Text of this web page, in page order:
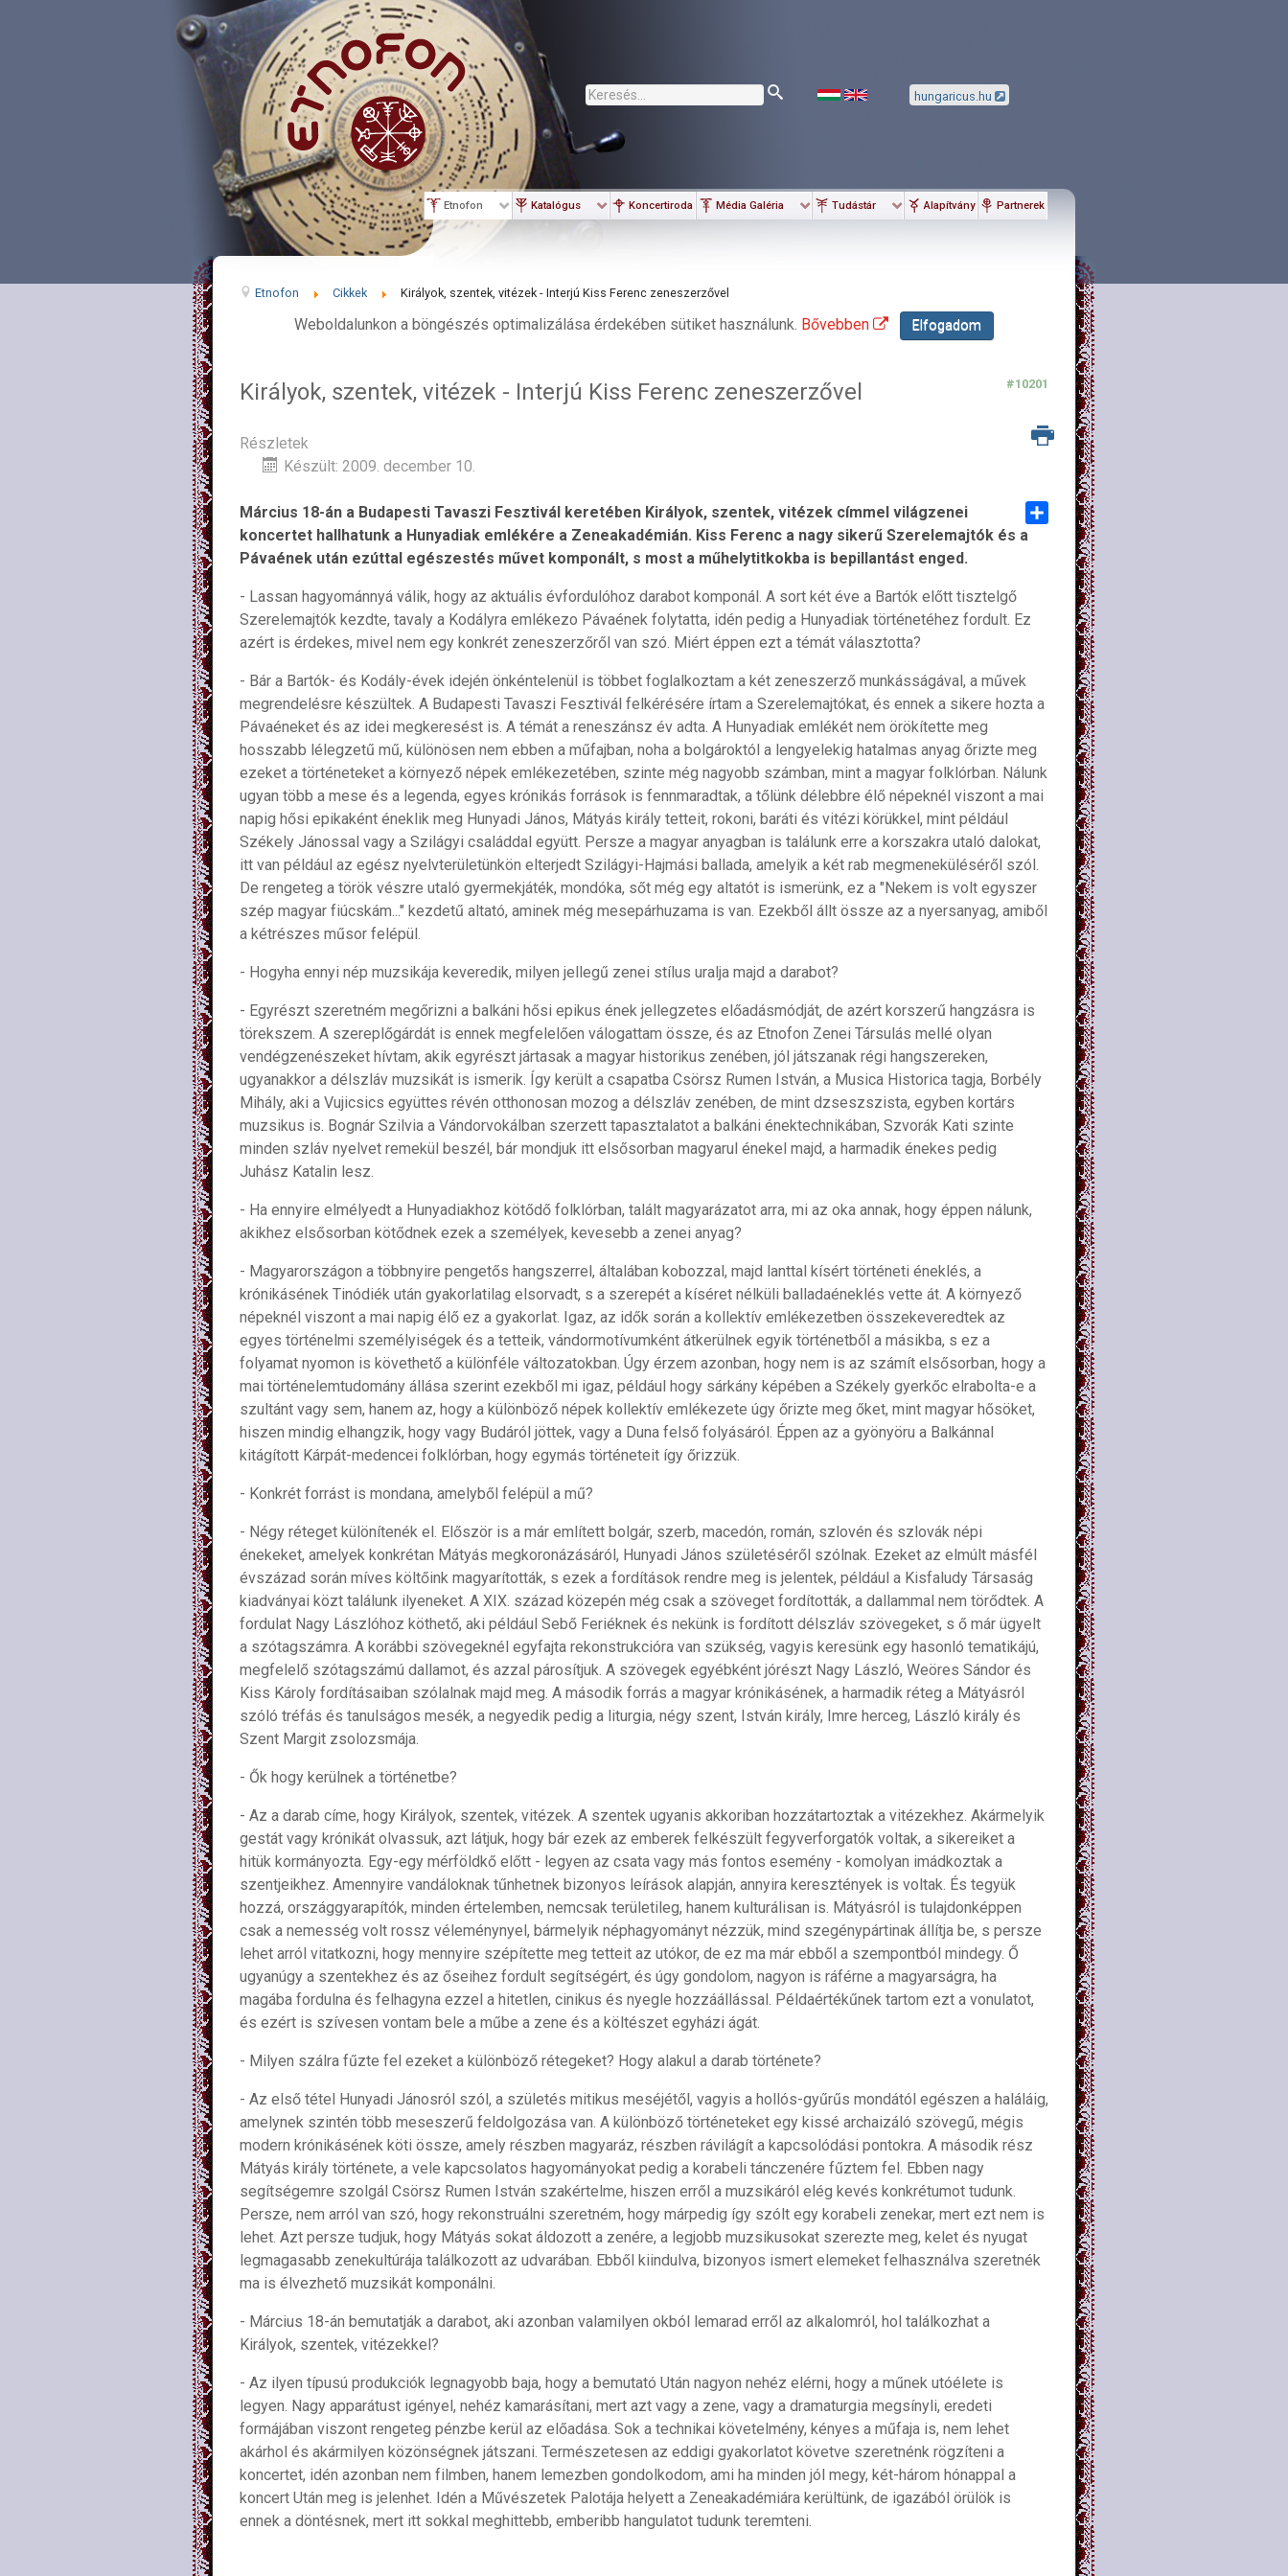
Keresés... hungaricus.hu
Etnofon Katalógus Koncertiroda Média Galéria Tudástár Alapítvány Partnerek
Etnofon Cikkek Királyok, szentek, vitézek - Interjú Kiss Ferenc zeneszerzővel
Weboldalunkon a böngészés optimalizálása érdekében sütiket használunk. Bővebben Elfogadom
Királyok, szentek, vitézek - Interjú Kiss Ferenc zeneszerzővel #10201
Részletek
Készült: 2009. december 10.
Share
Március 18-án a Budapesti Tavaszi Fesztivál keretében Királyok, szentek, vitézek címmel világzenei
koncertet hallhatunk a Hunyadiak emlékére a Zeneakadémián. Kiss Ferenc a nagy sikerű Szerelemajtók és a
Pávaének után ezúttal egészestés művet komponált, s most a műhelytitkokba is bepillantást enged.
- Lassan hagyománnyá válik, hogy az aktuális évfordulóhoz darabot komponál. A sort két éve a Bartók előtt tisztelgő
Szerelemajtók kezdte, tavaly a Kodályra emlékezo Pávaének folytatta, idén pedig a Hunyadiak történetéhez fordult. Ez
azért is érdekes, mivel nem egy konkrét zeneszerzőről van szó. Miért éppen ezt a témát választotta?
- Bár a Bartók- és Kodály-évek idején önkéntelenül is többet foglalkoztam a két zeneszerző munkásságával, a művek
megrendelésre készültek. A Budapesti Tavaszi Fesztivál felkérésére írtam a Szerelemajtókat, és ennek a sikere hozta a
Pávaéneket és az idei megkeresést is. A témát a reneszánsz év adta. A Hunyadiak emlékét nem örökítette meg
hosszabb lélegzetű mű, különösen nem ebben a műfajban, noha a bolgároktól a lengyelekig hatalmas anyag őrizte meg
ezeket a történeteket a környező népek emlékezetében, szinte még nagyobb számban, mint a magyar folklórban. Nálunk
ugyan több a mese és a legenda, egyes krónikás források is fennmaradtak, a tőlünk délebbre élő népeknél viszont a mai
napig hősi epikaként éneklik meg Hunyadi János, Mátyás király tetteit, rokoni, baráti és vitézi körükkel, mint például
Székely Jánossal vagy a Szilágyi családdal együtt. Persze a magyar anyagban is találunk erre a korszakra utaló dalokat,
itt van például az egész nyelvterületünkön elterjedt Szilágyi-Hajmási ballada, amelyik a két rab megmeneküléséről szól.
De rengeteg a török vészre utaló gyermekjáték, mondóka, sőt még egy altatót is ismerünk, ez a "Nekem is volt egyszer
szép magyar fiúcskám..." kezdetű altató, aminek még mesepárhuzama is van. Ezekből állt össze az a nyersanyag, amiből
a kétrészes műsor felépül.
- Hogyha ennyi nép muzsikája keveredik, milyen jellegű zenei stílus uralja majd a darabot?
- Egyrészt szeretném megőrizni a balkáni hősi epikus ének jellegzetes előadásmódját, de azért korszerű hangzásra is
törekszem. A szereplőgárdát is ennek megfelelően válogattam össze, és az Etnofon Zenei Társulás mellé olyan
vendégzenészeket hívtam, akik egyrészt jártasak a magyar historikus zenében, jól játszanak régi hangszereken,
ugyanakkor a délszláv muzsikát is ismerik. Így került a csapatba Csörsz Rumen István, a Musica Historica tagja, Borbély
Mihály, aki a Vujicsics együttes révén otthonosan mozog a délszláv zenében, de mint dzseszszista, egyben kortárs
muzsikus is. Bognár Szilvia a Vándorvokálban szerzett tapasztalatot a balkáni énektechnikában, Szvorák Kati szinte
minden szláv nyelvet remekül beszél, bár mondjuk itt elsősorban magyarul énekel majd, a harmadik énekes pedig
Juhász Katalin lesz.
- Ha ennyire elmélyedt a Hunyadiakhoz kötődő folklórban, talált magyarázatot arra, mi az oka annak, hogy éppen nálunk,
akikhez elsősorban kötődnek ezek a személyek, kevesebb a zenei anyag?
- Magyarországon a többnyire pengetős hangszerrel, általában kobozzal, majd lanttal kísért történeti éneklés, a
krónikásének Tinódiék után gyakorlatilag elsorvadt, s a szerepét a kíséret nélküli balladaéneklés vette át. A környező
népeknél viszont a mai napig élő ez a gyakorlat. Igaz, az idők során a kollektív emlékezetben összekeveredtek az
egyes történelmi személyiségek és a tetteik, vándormotívumként átkerülnek egyik történetből a másikba, s ez a
folyamat nyomon is követhető a különféle változatokban. Úgy érzem azonban, hogy nem is az számít elsősorban, hogy a
mai történelemtudomány állása szerint ezekből mi igaz, például hogy sárkány képében a Székely gyerkőc elrabolta-e a
szultánt vagy sem, hanem az, hogy a különböző népek kollektív emlékezete úgy őrizte meg őket, mint magyar hősöket,
hiszen mindig elhangzik, hogy vagy Budáról jöttek, vagy a Duna felső folyásáról. Éppen az a gyönyöru a Balkánnal
kitágított Kárpát-medencei folklórban, hogy egymás történeteit így őrizzük.
- Konkrét forrást is mondana, amelyből felépül a mű?
- Négy réteget különítenék el. Először is a már említett bolgár, szerb, macedón, román, szlovén és szlovák népi
énekeket, amelyek konkrétan Mátyás megkoronázásáról, Hunyadi János születéséről szólnak. Ezeket az elmúlt másfél
évszázad során míves költőink magyarították, s ezek a fordítások rendre meg is jelentek, például a Kisfaludy Társaság
kiadványai közt találunk ilyeneket. A XIX. század közepén még csak a szöveget fordították, a dallammal nem törődtek. A
fordulat Nagy Lászlóhoz köthető, aki például Sebő Feriéknek és nekünk is fordított délszláv szövegeket, s ő már ügyelt
a szótagszámra. A korábbi szövegeknél egyfajta rekonstrukcióra van szükség, vagyis keresünk egy hasonló tematikájú,
megfelelő szótagszámú dallamot, és azzal párosítjuk. A szövegek egyébként jórészt Nagy László, Weöres Sándor és
Kiss Károly fordításaiban szólalnak majd meg. A második forrás a magyar krónikásének, a harmadik réteg a Mátyásról
szóló tréfás és tanulságos mesék, a negyedik pedig a liturgia, négy szent, István király, Imre herceg, László király és
Szent Margit zsolozsmája.
- Ők hogy kerülnek a történetbe?
- Az a darab címe, hogy Királyok, szentek, vitézek. A szentek ugyanis akkoriban hozzátartoztak a vitézekhez. Akármelyik
gestát vagy krónikát olvassuk, azt látjuk, hogy bár ezek az emberek felkészült fegyverforgatók voltak, a sikereiket a
hitük kormányozta. Egy-egy mérföldkő előtt - legyen az csata vagy más fontos esemény - komolyan imádkoztak a
szentjeikhez. Amennyire vandáloknak tűnhetnek bizonyos leírások alapján, annyira keresztények is voltak. És tegyük
hozzá, országgyarapítók, minden értelemben, nemcsak területileg, hanem kulturálisan is. Mátyásról is tulajdonképpen
csak a nemesség volt rossz véleménynyel, bármelyik néphagyományt nézzük, mind szegénypártinak állítja be, s persze
lehet arról vitatkozni, hogy mennyire szépítette meg tetteit az utókor, de ez ma már ebből a szempontból mindegy. Ő
ugyanúgy a szentekhez és az őseihez fordult segítségért, és úgy gondolom, nagyon is ráférne a magyarságra, ha
magába fordulna és felhagyna ezzel a hitetlen, cinikus és nyegle hozzáállással. Példaértékűnek tartom ezt a vonulatot,
és ezért is szívesen vontam bele a műbe a zene és a költészet egyházi ágát.
- Milyen szálra fűzte fel ezeket a különböző rétegeket? Hogy alakul a darab története?
- Az első tétel Hunyadi Jánosról szól, a születés mitikus meséjétől, vagyis a hollós-gyűrűs mondától egészen a haláláig,
amelynek szintén több meseszerű feldolgozása van. A különböző történeteket egy kissé archaizáló szövegű, mégis
modern krónikásének köti össze, amely részben magyaráz, részben rávilágít a kapcsolódási pontokra. A második rész
Mátyás király története, a vele kapcsolatos hagyományokat pedig a korabeli tánczenére fűztem fel. Ebben nagy
segítségemre szolgál Csörsz Rumen István szakértelme, hiszen erről a muzsikáról elég kevés konkrétumot tudunk.
Persze, nem arról van szó, hogy rekonstruálni szeretném, hogy márpedig így szólt egy korabeli zenekar, mert ezt nem is
lehet. Azt persze tudjuk, hogy Mátyás sokat áldozott a zenére, a legjobb muzsikusokat szerezte meg, kelet és nyugat
legmagasabb zenekultúrája találkozott az udvarában. Ebből kiindulva, bizonyos ismert elemeket felhasználva szeretnék
ma is élvezhető muzsikát komponálni.
- Március 18-án bemutatják a darabot, aki azonban valamilyen okból lemarad erről az alkalomról, hol találkozhat a
Királyok, szentek, vitézekkel?
- Az ilyen típusú produkciók legnagyobb baja, hogy a bemutató Után nagyon nehéz elérni, hogy a műnek utóélete is
legyen. Nagy apparátust igényel, nehéz kamarásítani, mert azt vagy a zene, vagy a dramaturgia megsínyli, eredeti
formájában viszont rengeteg pénzbe kerül az előadása. Sok a technikai követelmény, kényes a műfaja is, nem lehet
akárhol és akármilyen közönségnek játszani. Természetesen az eddigi gyakorlatot követve szeretnénk rögzíteni a
koncertet, idén azonban nem filmben, hanem lemezben gondolkodom, ami ha minden jól megy, két-három hónappal a
koncert Után meg is jelenhet. Idén a Művészetek Palotája helyett a Zeneakadémiára kerültünk, de igazából örülök is
ennek a döntésnek, mert itt sokkal meghittebb, emberibb hangulatot tudunk teremteni.